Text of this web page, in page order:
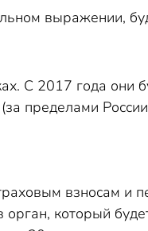
выражении,
С 2017 года они
пределами
взносам и
который